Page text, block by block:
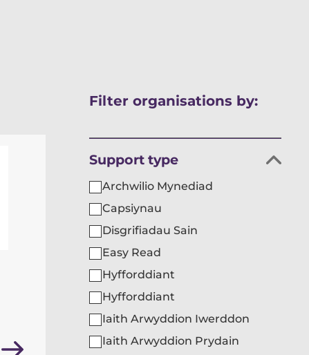
Neidio
Filter organisations by:
Hidlo
sefydliadau
yn
ôl
Support type
Archwilio Mynediad
Capsiynau
Disgrifiadau Sain
Easy Read
Hyfforddiant
Hyfforddiant
Iaith Arwyddion Iwerddon
Iaith Arwyddion Prydain